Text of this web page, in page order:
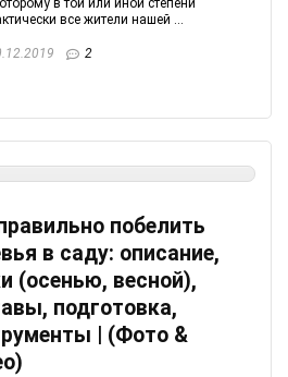
все жители нашей ...
2
побелить
в саду: описание,
(осенью, весной),
подготовка,
| (Фото &